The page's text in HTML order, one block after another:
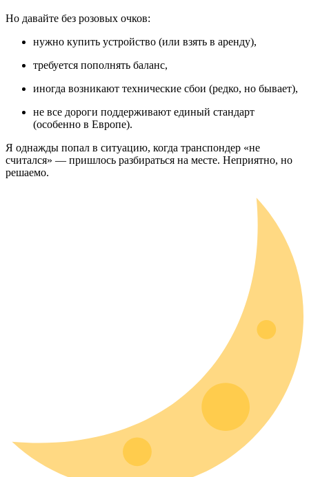
Но давайте без розовых очков:
нужно купить устройство (или взять в аренду),
требуется пополнять баланс,
иногда возникают технические сбои (редко, но бывает),
не все дороги поддерживают единый стандарт
(особенно в Европе).
Я однажды попал в ситуацию, когда транспондер «не
считался» — пришлось разбираться на месте. Неприятно, но
решаемо.